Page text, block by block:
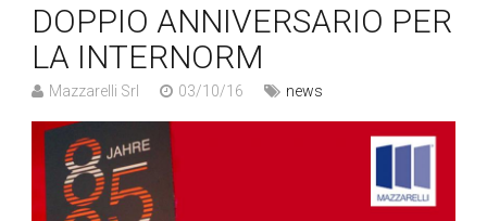
DOPPIO ANNIVERSARIO PER
LA INTERNORM
Mazzarelli Srl 03/10/16 news